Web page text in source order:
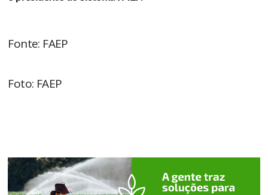
Fonte: FAEP
Foto: FAEP